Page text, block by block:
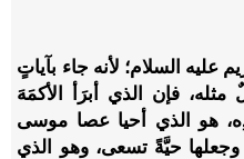
عليه السلام؛ لأنه جاء بآياتٍ
فإن الذي أبرَأ الأكمَهَ
هو الذي أحيا عصا موسى
حيَّةً تسعى، وهو الذي